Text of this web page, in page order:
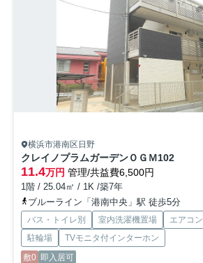
横浜市港南区日野
クレイノプラムガーデンＯＧＭ102
11.4万円 管理/共益費6,500円
1階 / 25.04㎡ / 1K /築7年
ブルーライン「港南中央」駅 徒歩5分
バス・トイレ別 室内洗濯機置場 エアコン
駐輪場
TVモニタ付インターホン
敷0 即入居可